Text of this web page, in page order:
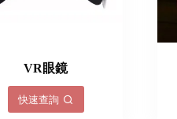
VR眼鏡
快速查詢